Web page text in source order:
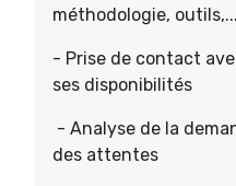
méthodologie,
- Prise de contact
ses disponibilités
- Analyse de la
des attentes